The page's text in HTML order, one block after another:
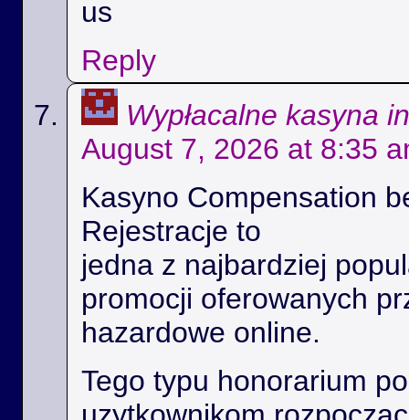
us
Reply
Wypłacalne kasyna
August 7, 2026 at 8:35
Kasyno Compensation
Rejestracje to
jedna z najbardziej
promocji oferowanych
hazardowe online.
Tego typu honorarium